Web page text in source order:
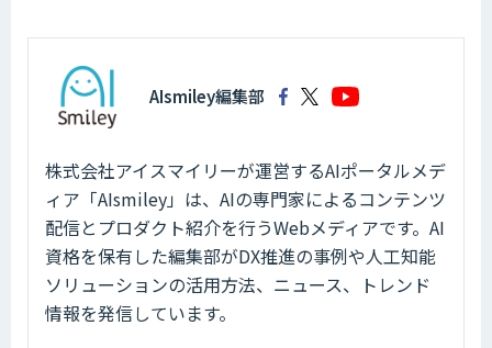
AIsmiley編集部
株式会社アイスマイリーが運営するAIポータルメデ
ィア「AIsmiley」は、AIの専門家によるコンテンツ
配信とプロダクト紹介を行うWebメディアです。AI
資格を保有した編集部がDX推進の事例や人工知能
ソリューションの活用方法、ニュース、トレンド
情報を発信しています。